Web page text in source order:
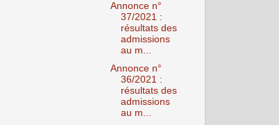
Annonce n°
37/2021 :
résultats des
admissions
au m...
Annonce n°
36/2021 :
résultats des
admissions
au m...